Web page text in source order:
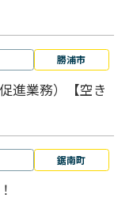
勝浦市
進業務）【空き
鋸南町